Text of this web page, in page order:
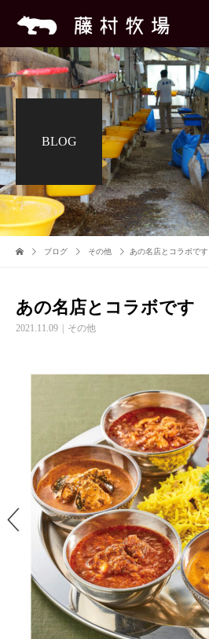
BLOG
ブログ その他 あの名店とコラボです
あの名店とコラボです
2021.11.09 その他